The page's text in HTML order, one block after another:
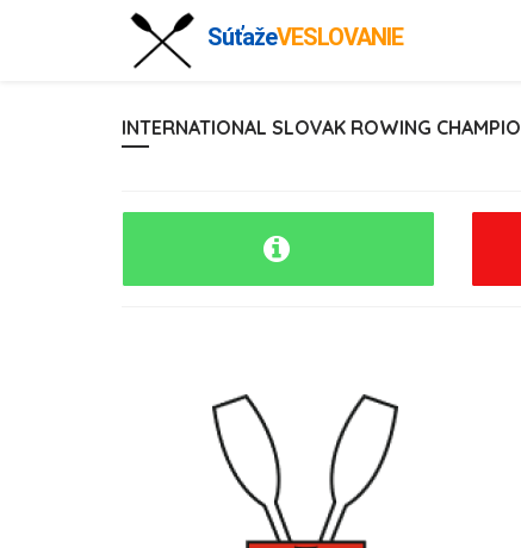
SúťažeVESLOVANIE
INTERNATIONAL SLOVAK ROWING